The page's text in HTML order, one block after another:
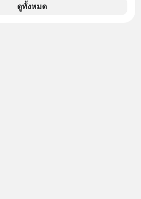
กล่องมือถือ? หรือลำโพง JBL ถึงวางขาย
ดูทั้งหมด